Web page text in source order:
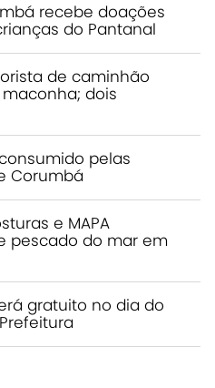
recebe doações
do Pantanal
de caminhão
dois
pelas
Corumbá
e MAPA
pescado do mar em
gratuito no dia do